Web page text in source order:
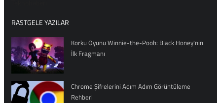
RASTGELE YAZILAR
Korku Oyunu Winnie-the-Pooh: Black Honey'nin
İlk Fragmanı
Chrome Şifrelerini Adım Adım Görüntüleme
Rehberi